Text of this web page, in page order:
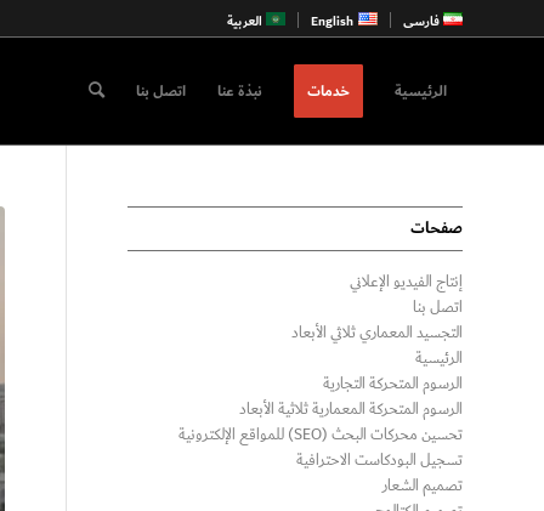
فارسی English العربية
الرئيسية خدمات نبذة عنا اتصل بنا
صفحات
إنتاج الفيديو الإعلاني
اتصل بنا
التجسيد المعماري ثلاثي الأبعاد
الرئيسية
الرسوم المتحركة التجارية
الرسوم المتحركة المعمارية ثلاثية الأبعاد
تحسين محركات البحث (SEO) للمواقع الإلكترونية
تسجيل البودكاست الاحترافية
تصميم الشعار